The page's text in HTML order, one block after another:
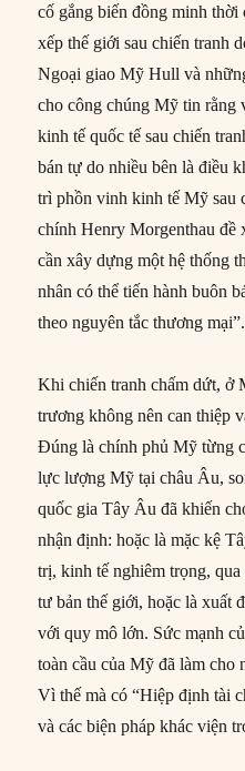
cố gắng biến đồng minh thời
xếp thế giới sau chiến tranh
Ngoại giao Mỹ Hull và
cho công chúng Mỹ tin rằng
kinh tế quốc tế sau chiến
bán tự do nhiều bên là điều
trì phồn vinh kinh tế Mỹ sau
chính Henry Morgenthau
cần xây dựng một hệ thống
nhân có thể tiến hành buôn
theo nguyên tắc thương mại”.
Khi chiến tranh chấm dứt, ở
trương không nên can thiệp
Đúng là chính phủ Mỹ từng
lực lượng Mỹ tại châu Âu,
quốc gia Tây Âu đã khiến
nhận định: hoặc là mặc kệ
trị, kinh tế nghiêm trọng,
tư bản thế giới, hoặc là xuất
với quy mô lớn. Sức mạnh
toàn cầu của Mỹ đã làm cho
Vì thế mà có “Hiệp định tài
và các biện pháp khác viện